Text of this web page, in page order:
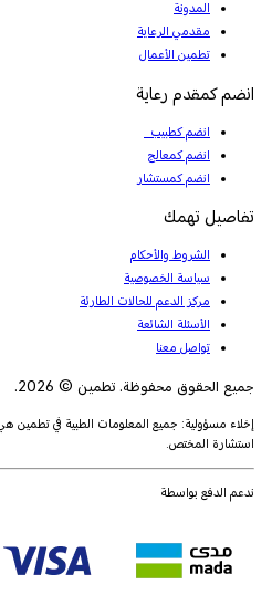
المدونة
مقدمي الرعاية
تطمين الأعمال
انضم كمقدم رعاية
انضم كطبيب
انضم كمعالج
انضم كمستشار
تفاصيل تهمك
الشروط والأحكام
سياسة الخصوصية
مركز الدعم للحالات الطارئة
الأسئلة الشائعة
تواصل معنا
جميع الحقوق محفوظة. تطمين © 2026.
إخلاء مسؤولية: جميع المعلومات الطبية في تطمين
استشارة المختص.
ندعم الدفع بواسطة